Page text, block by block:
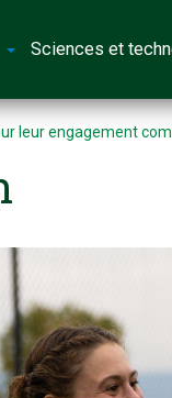
Sciences et
leur engagement